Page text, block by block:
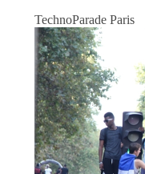
TechnoParade Paris